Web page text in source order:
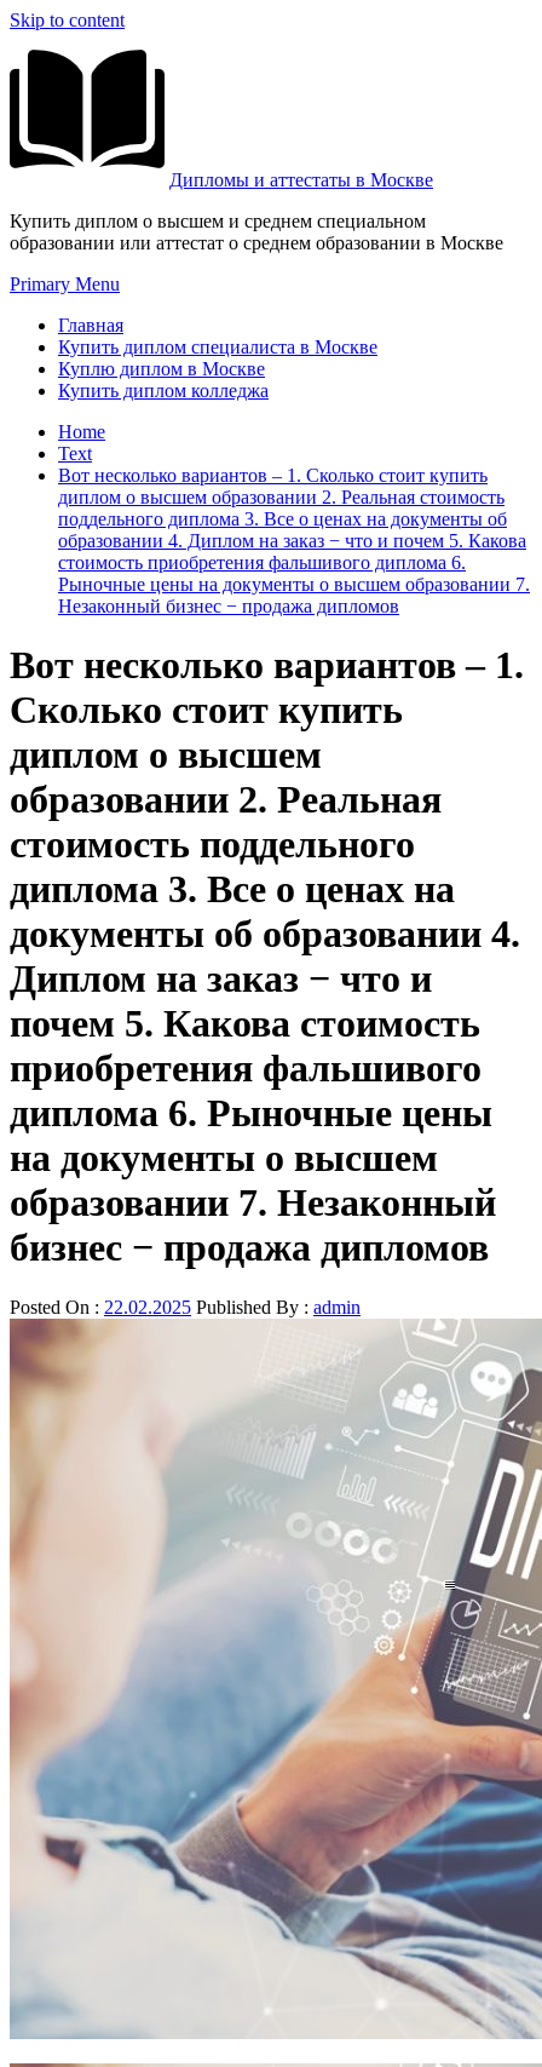
Skip to content
Дипломы и аттестаты в Москве
Купить диплом о высшем и среднем специальном
образовании или аттестат о среднем образовании в Москве
Primary Menu
Главная
Купить диплом специалиста в Москве
Куплю диплом в Москве
Купить диплом колледжа
Home
Text
Вот несколько вариантов – 1. Сколько стоит купить
диплом о высшем образовании 2. Реальная стоимость
поддельного диплома 3. Все о ценах на документы об
образовании 4. Диплом на заказ − что и почем 5. Какова
стоимость приобретения фальшивого диплома 6.
Рыночные цены на документы о высшем образовании 7.
Незаконный бизнес − продажа дипломов
Вот несколько вариантов – 1.
Сколько стоит купить
диплом о высшем
образовании 2. Реальная
стоимость поддельного
диплома 3. Все о ценах на
документы об образовании 4.
Диплом на заказ − что и
почем 5. Какова стоимость
приобретения фальшивого
диплома 6. Рыночные цены
на документы о высшем
образовании 7. Незаконный
бизнес − продажа дипломов
Posted On : 22.02.2025 Published By : admin